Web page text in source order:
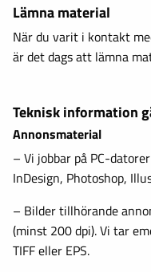
Lämna material
När du varit i kontakt
är det dags att lämna
Teknisk information
Annonsmaterial
– Vi jobbar på PC-
InDesign, Photoshop,
– Bilder tillhörande
(minst 200 dpi). Vi tar
TIFF eller EPS.